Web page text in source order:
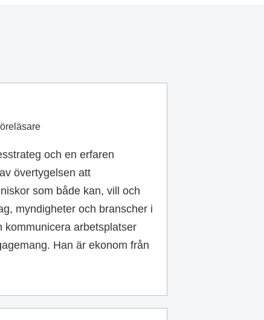
och en erfaren
övertygelsen att
som både kan, vill och
myndigheter och branscher i
kommunicera arbetsplatser
Han är ekonom från